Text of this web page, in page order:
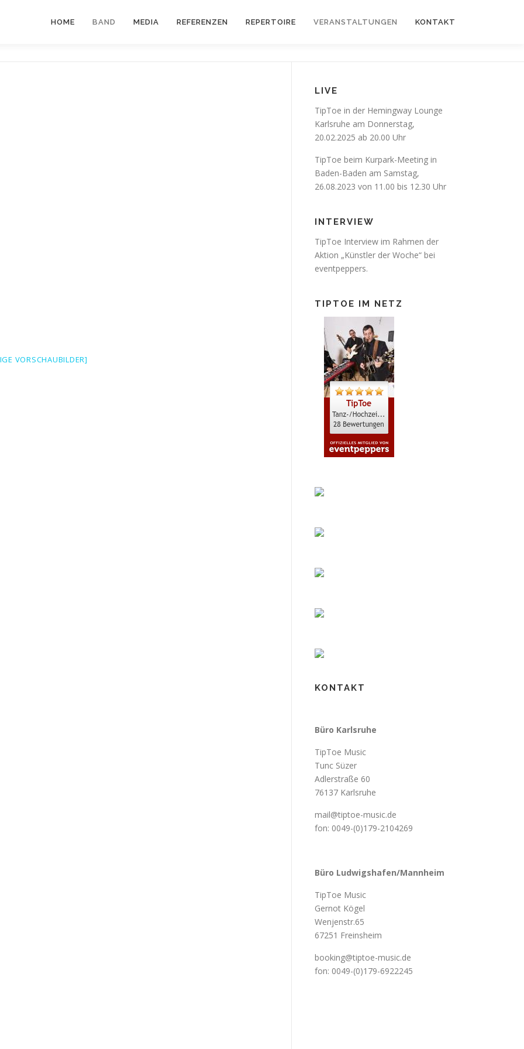
HOME BAND MEDIA REFERENZEN REPERTOIRE VERANSTALTUNGEN KONTAKT
VORSCHAUBILDER]
LIVE
TipToe in der Hemingway Lounge
Karlsruhe am Donnerstag,
20.02.2025 ab 20.00 Uhr
TipToe beim Kurpark-Meeting in
Baden-Baden am Samstag,
26.08.2023 von 11.00 bis 12.30 Uhr
INTERVIEW
TipToe Interview im Rahmen der
Aktion „Künstler der Woche“ bei
eventpeppers.
TIPTOE IM NETZ
KONTAKT
Büro Karlsruhe
TipToe Music
Tunc Süzer
Adlerstraße 60
76137 Karlsruhe
mail@tiptoe-music.de
fon: 0049-(0)179-2104269
Büro Ludwigshafen/Mannheim
TipToe Music
Gernot Kögel
Wenjenstr.65
67251 Freinsheim
booking@tiptoe-music.de
fon: 0049-(0)179-6922245